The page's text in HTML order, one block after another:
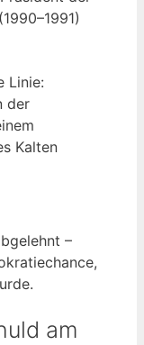
Linie:
der
Kalten
–
am